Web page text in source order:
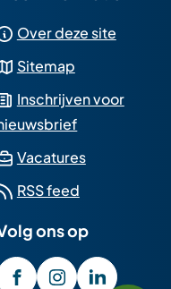
Over deze site
Sitemap
Inschrijven voor
Vacatures(Verwijst
externe
website)
RSS feed
ons op